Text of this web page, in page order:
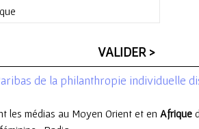
de la philanthropie individuelle
les médias au Moyen Orient et en Afrique